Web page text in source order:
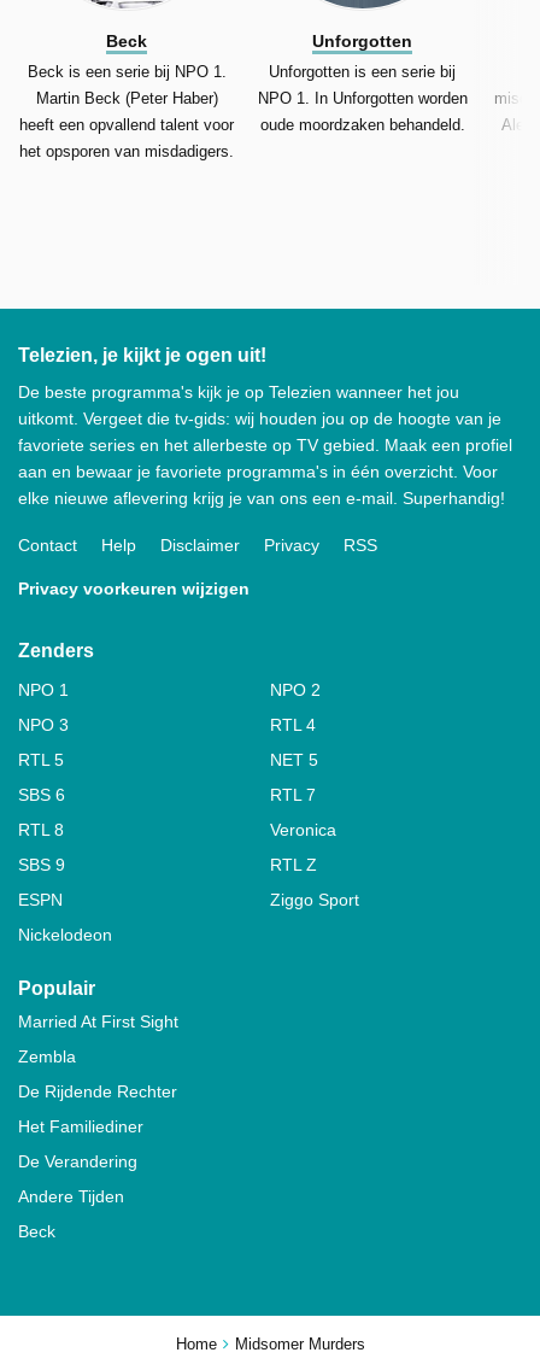
Home Midsomer Murders
Beck
Beck is een serie bij NPO 1.
Martin Beck (Peter Haber)
heeft een opvallend talent voor
het opsporen van misdadigers.
Unforgotten
Unforgotten is een serie bij
NPO 1. In Unforgotten worden
oude moordzaken behandeld.
Telezien, je kijkt je ogen uit!
De beste programma's kijk je op Telezien wanneer het jou
uitkomt. Vergeet die tv-gids: wij houden jou op de hoogte van je
favoriete series en het allerbeste op TV gebied. Maak een profiel
aan en bewaar je favoriete programma's in één overzicht. Voor
elke nieuwe aflevering krijg je van ons een e-mail. Superhandig!
Contact Help Disclaimer Privacy RSS
Privacy voorkeuren wijzigen
Zenders
NPO 1
NPO 2
NPO 3
RTL 4
RTL 5
NET 5
SBS 6
RTL 7
RTL 8
Veronica
SBS 9
RTL Z
ESPN
Ziggo Sport
Nickelodeon
Populair
Married At First Sight
Zembla
De Rijdende Rechter
Het Familiediner
De Verandering
Andere Tijden
Beck